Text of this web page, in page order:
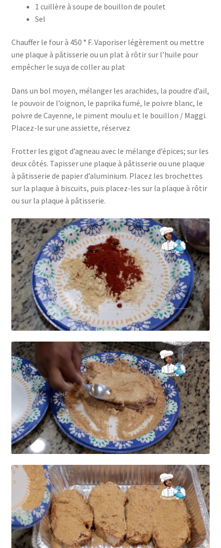
1 cuillère à soupe de bouillon de poulet
Sel
Chauffer le four à 450 ° F. Vaporiser légèrement ou mettre
une plaque à pâtisserie ou un plat à rôtir sur l’huile pour
empêcher le suya de coller au plat
Dans un bol moyen, mélanger les arachides, la poudre d’ail,
le pouvoir de l’oignon, le paprika fumé, le poivre blanc, le
poivre de Cayenne, le piment moulu et le bouillon / Maggi.
Placez-le sur une assiette, réservez
Frotter les gigot d’agneau avec le mélange d’épices; sur les
deux côtés. Tapisser une plaque à pâtisserie ou une plaque
à pâtisserie de papier d’aluminium. Placez les brochettes
sur la plaque à biscuits, puis placez-les sur la plaque à rôtir
ou sur la plaque à pâtisserie.